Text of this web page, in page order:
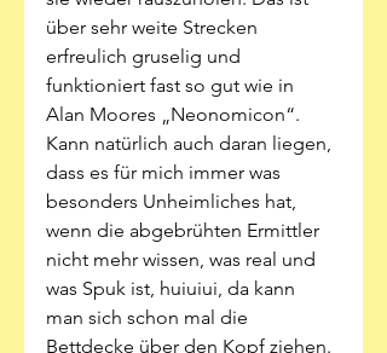
über sehr weite Strecken
erfreulich gruselig und
funktioniert fast so gut wie in
Alan Moores „Neonomicon“.
Kann natürlich auch daran liegen,
dass es für mich immer was
besonders Unheimliches hat,
wenn die abgebrühten Ermittler
nicht mehr wissen, was real und
was Spuk ist, huiuiui, da kann
man sich schon mal die
Bettdecke über den Kopf ziehen.